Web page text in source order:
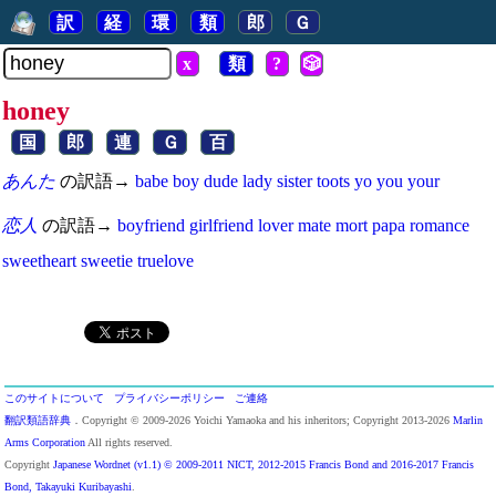
訳 経 環 類 郎 Ｇ
x 類 ? 🎲
honey
国 郎 連 Ｇ 百
あんた の訳語→ babe boy dude lady sister toots yo you your
恋人 の訳語→ boyfriend girlfriend lover mate mort papa romance
sweetheart sweetie truelove
このサイトについて プライバシーポリシー
ご連絡
翻訳類語辞典 ．Copyright © 2009-2026 Yoichi Yamaoka and his inheritors; Copyright 2013-2026 Marlin
Arms Corporation All rights reserved.
Copyright Japanese Wordnet (v1.1) © 2009-2011 NICT, 2012-2015 Francis Bond and 2016-2017 Francis
Bond, Takayuki Kuribayashi